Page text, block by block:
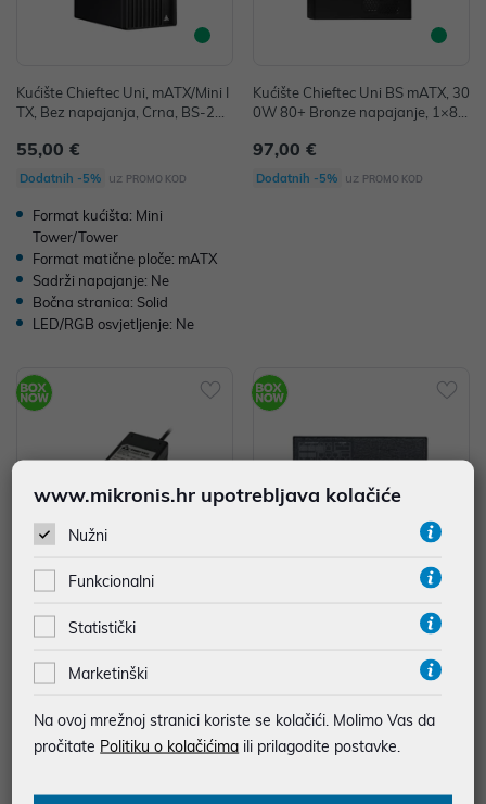
Kućište Chieftec Uni, mATX/Mini I
TX, Bez napajanja, Crna, BS-20B
55,00 €
Dodatnih -5% uz PROMO KOD
Format kućišta: Mini
Tower/Tower
Format matične ploče: mATX
Sadrži napajanje: Ne
Bočna stranica: Solid
LED/RGB osvjetljenje: Ne
Kućište Chieftec Uni BS mATX, 30
0W 80+ Bronze napajanje, 1×80
0)
97,00 €
Dodatnih -5% uz PROMO KOD
za Chieftec IX-01B/ IX-03B
66,96 €
Snaga (W): 85
Napajanje Chieftec PowerPlay G
PU-1200FC, 1200W, 80 PLUS PL
Učinkovitost: 80+ Platinum
www.mikronis.hr upotrebljava kolačiće
Nužni
Funkcionalni
Statistički
Marketinški
Na ovoj mrežnoj stranici koriste se kolačići. Molimo Vas da
pročitate Politiku o kolačićima ili prilagodite postavke.